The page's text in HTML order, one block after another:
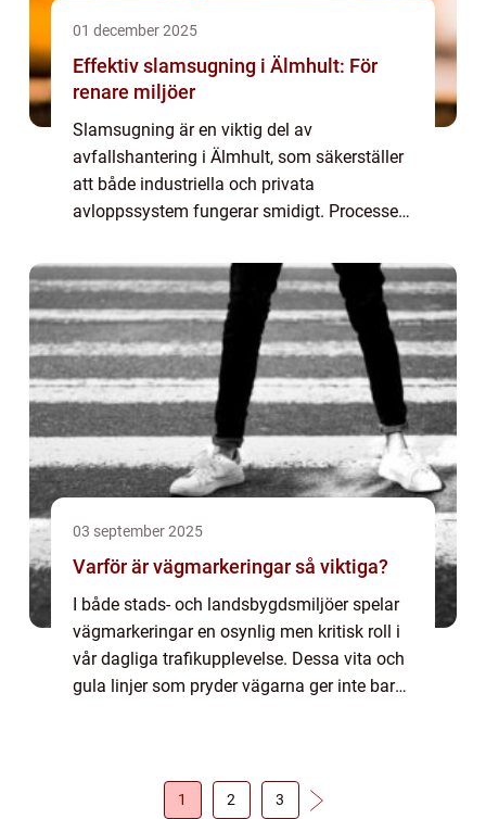
01 december 2025
Effektiv slamsugning i Älmhult: För
renare miljöer
Slamsugning är en viktig del av
avfallshantering i Älmhult, som säkerställer
att både industriella och privata
avloppssystem fungerar smidigt. Processen
avfallsmaterial, ofta ...
03 september 2025
Varför är vägmarkeringar så viktiga?
I både stads- och landsbygdsmiljöer spelar
vägmarkeringar en osynlig men kritisk roll i
vår dagliga trafikupplevelse. Dessa vita och
gula linjer som pryder vägarna ger inte bara
1 2 3